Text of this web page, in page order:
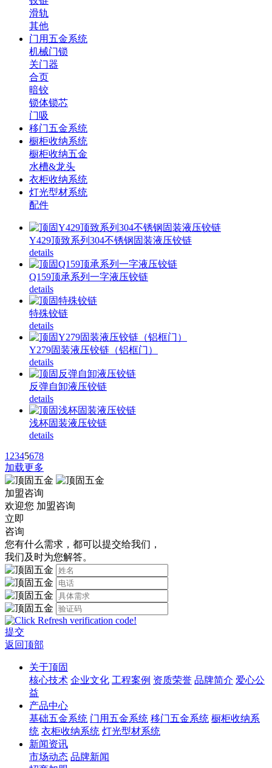
滑轨
其他
门用五金系统
机械门锁
关门器
合页
暗铰
锁体锁芯
门吸
移门五金系统
橱柜收纳系统
橱柜收纳五金
水槽&龙头
衣柜收纳系统
灯光型材系统
配件
Y429顶致系列304不锈钢固装液压铰链
details
Q159顶承系列一字液压铰链
details
特殊铰链
details
Y279固装液压铰链（铝框门）
details
反弹自卸液压铰链
details
浅杯固装液压铰链
details
1 2345678
加载更多
加盟咨询
欢迎您 加盟咨询
立即
咨询
您有什么需求，都可以提交给我们，
我们及时为您解答。
提交
返回顶部
关于顶固
核心技术 企业文化 工程案例 资质荣誉 品牌简介 爱心公
益
产品中心
基础五金系统 门用五金系统 移门五金系统 橱柜收纳系
统 衣柜收纳系统 灯光型材系统
新闻资讯
市场动态 品牌新闻